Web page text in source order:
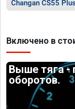
Changan CS55
Включено в
Выше тяга -
оборотов.